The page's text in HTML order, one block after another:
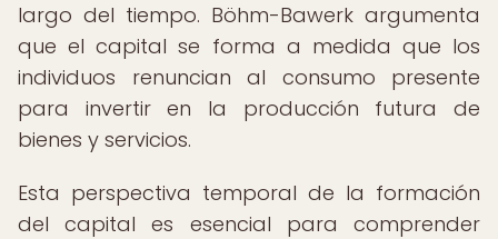
largo del tiempo. Böhm-Bawerk argumenta
que el capital se forma a medida que los
individuos renuncian al consumo presente
para invertir en la producción futura de
bienes y servicios.
Esta perspectiva temporal de la formación
del capital es esencial para comprender